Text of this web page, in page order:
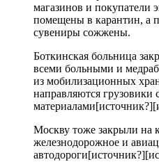
магазинов и покупатели
помещены в карантин, а
сувениры сожжены.
Боткинская больница
всеми больными и
из мобилизационных
направляются
Москву тоже закрыли на
железнодорожное и